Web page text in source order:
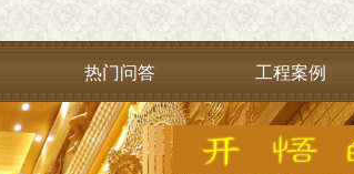
热门问答 工程案例